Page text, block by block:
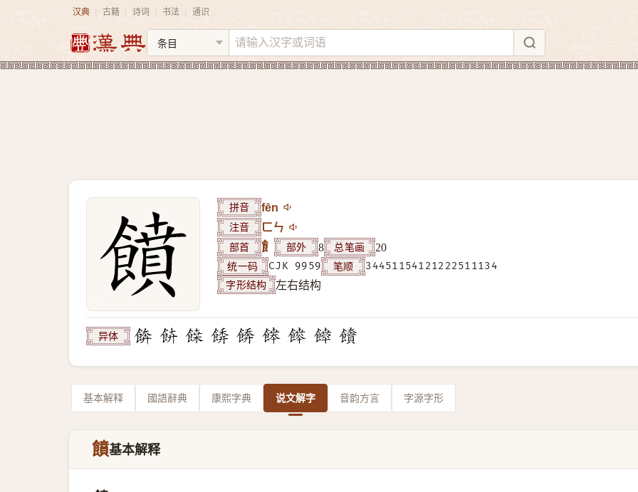
汉典 古籍 诗词 书法 通识
拼音 fēn
注音 ㄈㄣ
部首 飠 部外 8 总笔画 20
统一码 CJK 9959 笔顺 34451154121222511134
字形结构 左右结构
异体
基本解释 國語辭典 康熙字典 说文解字 音韵方言 字源字形
饙基本解释